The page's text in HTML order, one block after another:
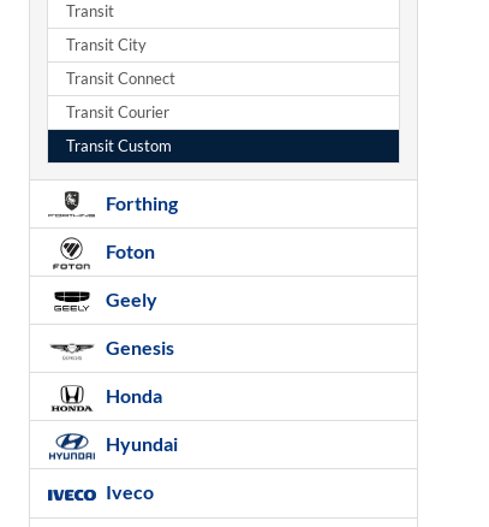
Transit
Transit City
Transit Connect
Transit Courier
Transit Custom
Forthing
Foton
Geely
Genesis
Honda
Hyundai
Iveco